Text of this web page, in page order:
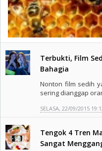
Terbukti, Film
Bahagia
Nonton film sedih
sering dianggap
SELASA, 22/09/2015
Tengok 4 Tren
Sangat